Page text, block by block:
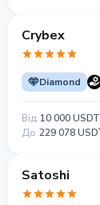
Crybex
Diamond
Від 10 000 USDT
До 229 078
Satoshi